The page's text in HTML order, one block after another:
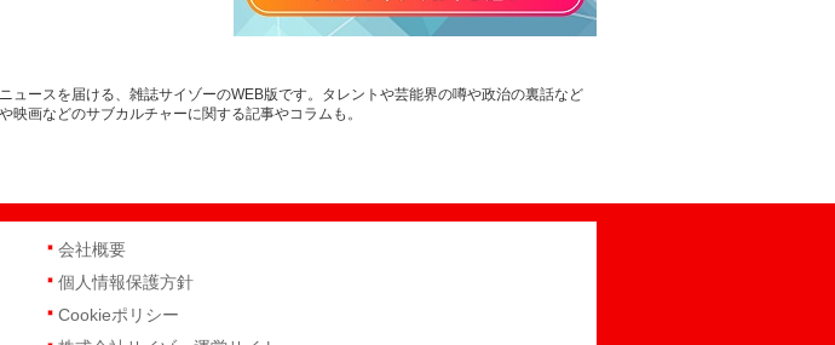
ースを届ける、雑誌サイゾーのWEB版です。タレントや芸能界の噂や政治の裏話など
画などのサブカルチャーに関する記事やコラムも。
会社概要
個人情報保護方針
Cookieポリシー